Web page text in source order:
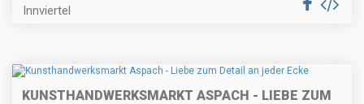
Innviertel
KUNSTHANDWERKSMARKT ASPACH - LIEBE ZUM